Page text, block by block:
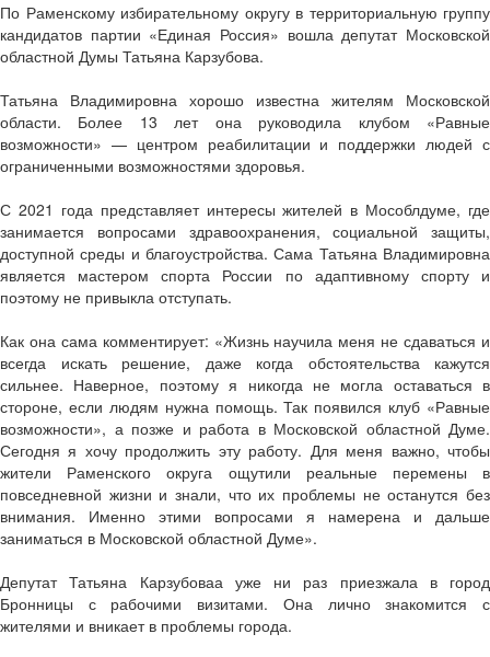
По Раменскому избирательному округу в территориальную группу
кандидатов партии «Единая Россия» вошла депутат Московской
областной Думы Татьяна Карзубова.
Татьяна Владимировна хорошо известна жителям Московской
области. Более 13 лет она руководила клубом «Равные
возможности» — центром реабилитации и поддержки людей с
ограниченными возможностями здоровья.
С 2021 года представляет интересы жителей в Мособлдуме, где
занимается вопросами здравоохранения, социальной защиты,
доступной среды и благоустройства. Сама Татьяна Владимировна
является мастером спорта России по адаптивному спорту и
поэтому не привыкла отступать.
Как она сама комментирует: «Жизнь научила меня не сдаваться и
всегда искать решение, даже когда обстоятельства кажутся
сильнее. Наверное, поэтому я никогда не могла оставаться в
стороне, если людям нужна помощь. Так появился клуб «Равные
возможности», а позже и работа в Московской областной Думе.
Сегодня я хочу продолжить эту работу. Для меня важно, чтобы
жители Раменского округа ощутили реальные перемены в
повседневной жизни и знали, что их проблемы не останутся без
внимания. Именно этими вопросами я намерена и дальше
заниматься в Московской областной Думе».
Депутат Татьяна Карзубоваа уже ни раз приезжала в город
Бронницы с рабочими визитами. Она лично знакомится с
жителями и вникает в проблемы города.